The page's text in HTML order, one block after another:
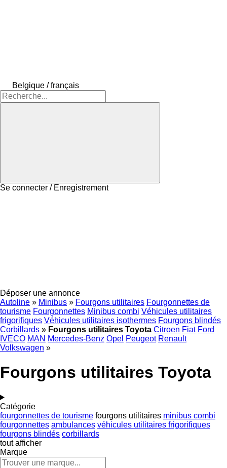
Belgique / français
Se connecter / Enregistrement
Déposer une annonce
Autoline » Minibus » Fourgons utilitaires Fourgonnettes de
tourisme Fourgonnettes Minibus combi Véhicules utilitaires
frigorifiques Véhicules utilitaires isothermes Fourgons blindés
Corbillards » Fourgons utilitaires Toyota Citroen Fiat Ford
IVECO MAN Mercedes-Benz Opel Peugeot Renault
Volkswagen »
Fourgons utilitaires Toyota
Catégorie
fourgonnettes de tourisme fourgons utilitaires minibus combi
fourgonnettes ambulances véhicules utilitaires frigorifiques
fourgons blindés corbillards
tout afficher
Marque